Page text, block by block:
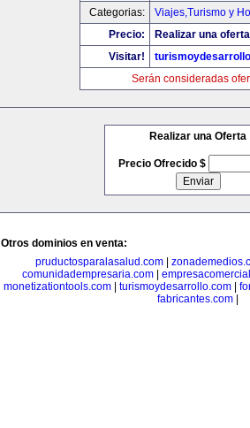
Categorias:
Viajes,Turismo y
Precio:
Realizar una
Visitar!
Serán consideradas
Realizar una Oferta
Precio Ofrecido $
Otros dominios en venta:
pruductosparalasalud.com|
comunidadempresaria.com
monetizationtools.com| turismoydesarrollo.com|
fabricantes.com